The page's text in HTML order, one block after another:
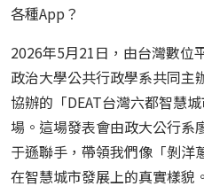
各種App？
2026年5月21日，由台灣數位
政治大學公共行政學系共同主
協辦的「DEAT台灣六都智慧
場。這場發表會由政大公行系
于遜聯手，帶領我們像「剝洋
在智慧城市發展上的真實樣貌。